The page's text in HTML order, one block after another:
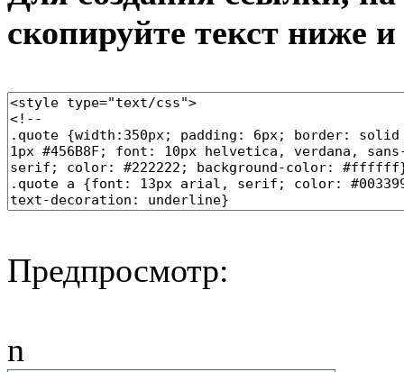
скопируйте текст ниже
Предпросмотр:
n